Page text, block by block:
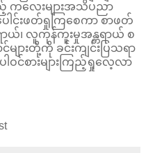
သည့် ကလေးများအသိပညာ
ေါင်းဖတ်ရှုကြစေကာ စာဖတ်
ာယ်၊ လူကုန်ကူးမှုအန္တရာယ် စ
ားတို့ကို ခင်းကျင်းပြသရာ
ါဝင်စားများကြည့်ရှုလေ့လာ